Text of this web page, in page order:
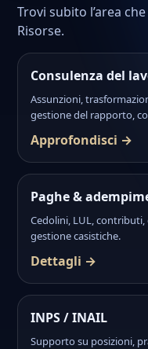
Trovi subito l’area
Risorse.
Consulenza del
Assunzioni,
gestione del rapporto,
Approfondisci →
Paghe &
Cedolini, LUL,
gestione casistiche.
Dettagli →
INPS / INAIL
Supporto su posizioni,